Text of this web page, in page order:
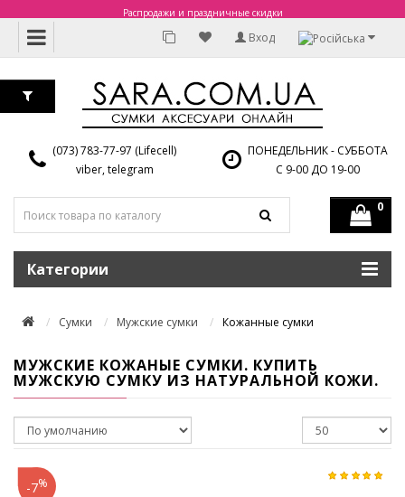
Распродажи и праздничные скидки
Вход
(073) 783-77-97 (Lifecell)
viber, telegram
ПОНЕДЕЛЬНИК - СУББОТА
С 9-00 ДО 19-00
0
Категории
Сумки Мужские сумки Кожанные сумки
МУЖСКИЕ КОЖАНЫЕ СУМКИ. КУПИТЬ
МУЖСКУЮ СУМКУ ИЗ НАТУРАЛЬНОЙ КОЖИ.
-7%